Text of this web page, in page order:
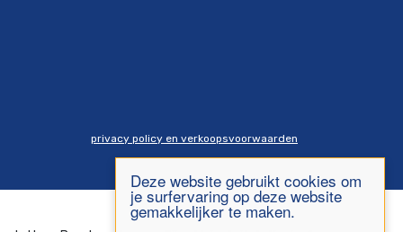
Deze website gebruikt cookies om
je surfervaring op deze website
gemakkelijker te maken.
privacy policy en verkoopsvoorwaarden